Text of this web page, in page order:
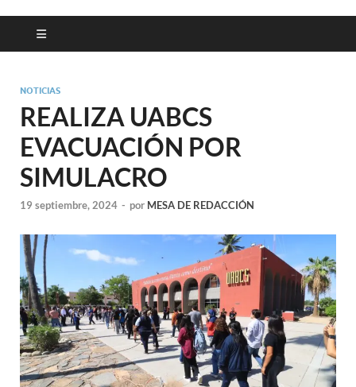
NOTICIAS
REALIZA UABCS
EVACUACIÓN POR
SIMULACRO
19 septiembre, 2024 - por MESA DE REDACCIÓN